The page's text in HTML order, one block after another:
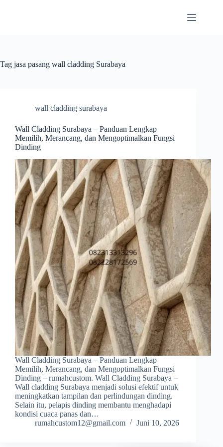
Tag jasa pasang wall cladding Surabaya
wall cladding surabaya
Wall Cladding Surabaya – Panduan Lengkap
Memilih, Merancang, dan Mengoptimalkan Fungsi
Dinding
Wall Cladding Surabaya – Panduan Lengkap
Memilih, Merancang, dan Mengoptimalkan Fungsi
Dinding – rumahcustom. Wall Cladding Surabaya –
Wall cladding Surabaya menjadi solusi efektif untuk
meningkatkan tampilan dan perlindungan dinding.
Selain itu, pelapis dinding membantu menghadapi
kondisi cuaca panas dan…
rumahcustom12@gmail.com
Juni 10, 2026